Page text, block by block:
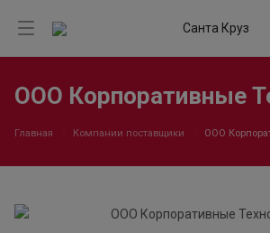
Санта Круз
ООО Корпоративные
Главная Компании поставщики ООО